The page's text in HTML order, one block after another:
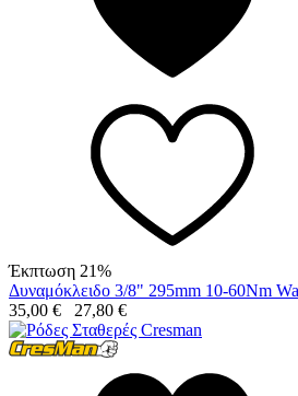
Έκπτωση 21%
Δυναμόκλειδο 3/8" 295mm 10-60Nm
35,00 € 27,80 €